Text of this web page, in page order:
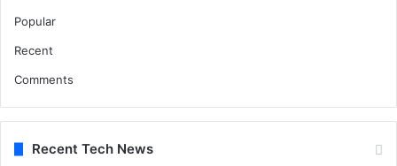
Popular
Recent
Comments
Recent Tech News